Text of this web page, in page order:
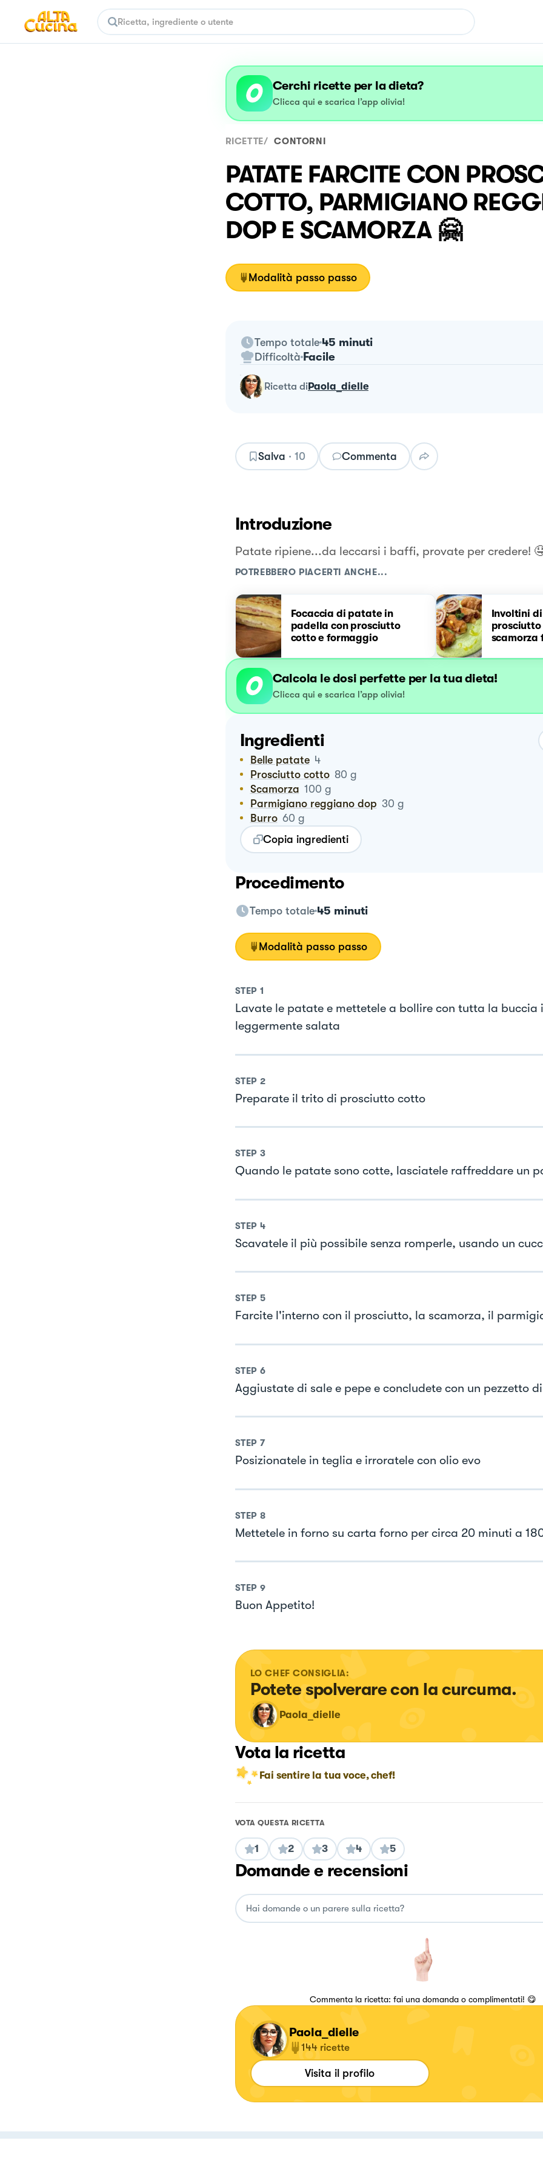
Cerchi ricette per la dieta?
Clicca qui e scarica l’app olivia!
RICETTE/ CONTORNI
PATATE FARCITE CON
COTTO, PARMIGIANO
DOP E SCAMORZA 🤗
Modalità passo passo
Tempo totale 45 minuti
Difficoltà Facile
ricetta diPaola_dielle
Salva · 10 Commenta
Introduzione
Patate ripiene...da leccarsi i baffi, provate per credere!
POTREBBERO PIACERTI ANCHE...
Focaccia di patate in
padella con prosciutto
cotto e formaggio
Involtini
scamorza
Calcola le dosi perfette per la tua dieta!
Clicca qui e scarica l’app olivia!
Ingredienti
Belle patate 4
Prosciutto cotto 80 g
Scamorza 100 g
Parmigiano reggiano dop 30 g
Burro 60 g
Copia ingredienti
Procedimento
Tempo totale 45 minuti
Modalità passo passo
STEP 1
Lavate le patate e mettetele a bollire con tutta la buccia
leggermente salata
STEP 2
Preparate il trito di prosciutto cotto
STEP 3
Quando le patate sono cotte, lasciatele raffreddare un
STEP 4
Scavatele il più possibile senza romperle, usando un
STEP 5
Farcite l'interno con il prosciutto, la scamorza, il
STEP 6
Aggiustate di sale e pepe e concludete con un pezzetto
STEP 7
Posizionatele in teglia e irroratele con olio evo
STEP 8
Mettetele in forno su carta forno per circa 20 minuti a
STEP 9
Buon Appetito!
LO CHEF CONSIGLIA:
Potete spolverare con la curcuma.
Paola_dielle
Vota la ricetta
Fai sentire la tua voce, chef!
VOTA QUESTA RICETTA
1 2 3 4 5
Domande e recensioni
Commenta la ricetta: fai una domanda o complimentati! 😋
Paola_dielle
144 ricette
Visita il profilo